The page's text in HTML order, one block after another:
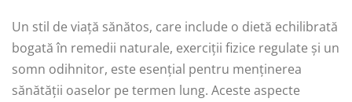
Un stil de viață sănătos, care include o dietă echilibrată
bogată în remedii naturale, exerciții fizice regulate și un
somn odihnitor, este esențial pentru menținerea
sănătății oaselor pe termen lung. Aceste aspecte